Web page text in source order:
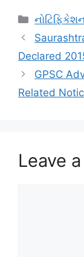
Categories
Declared
GPSC
Related
Leave